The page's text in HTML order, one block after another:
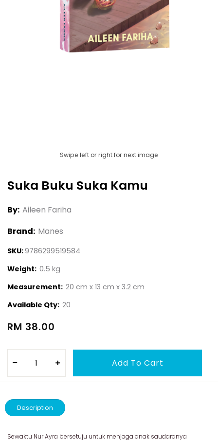
Swipe left or right for next image
Suka Buku Suka Kamu
By: Aileen Fariha
Brand: Manes
SKU:9786299519584
Weight: 0.5 kg
Measurement: 20 cm x 13 cm x 3.2 cm
Available Qty: 20
RM 38.00
Description
Sewaktu Nur Ayra bersetuju untuk menjaga anak saudaranya